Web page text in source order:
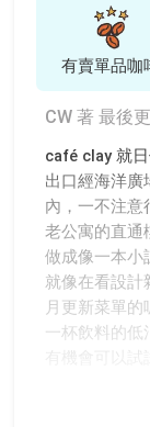
有賣單品咖
CW 著 最後
café clay 就
出口經海洋廣
內，一不注意
老公寓的直通
做成像一本小
就像在看設計
月更新菜單
一杯飲料的低
有機會可以試